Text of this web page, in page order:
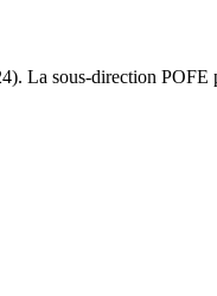
La sous-direction POFE